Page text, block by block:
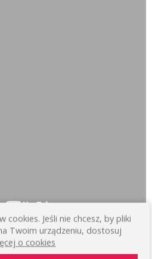
produktu
cookies. Jeśli nie chcesz, by pliki
Twoim urządzeniu, dostosuj
o cookies